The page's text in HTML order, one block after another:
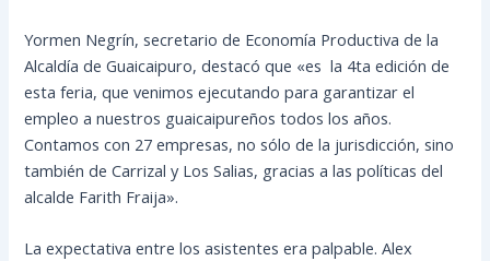
Yormen Negrín, secretario de Economía Productiva de la
Alcaldía de Guaicaipuro, destacó que «es la 4ta edición de
esta feria, que venimos ejecutando para garantizar el
empleo a nuestros guaicaipureños todos los años.
Contamos con 27 empresas, no sólo de la jurisdicción, sino
también de Carrizal y Los Salias, gracias a las políticas del
alcalde Farith Fraija».
La expectativa entre los asistentes era palpable. Alex